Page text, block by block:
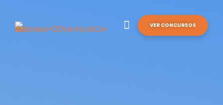
VER CONCURSOS